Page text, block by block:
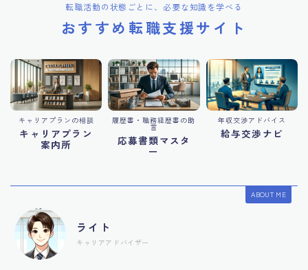
転職活動の状態ごとに、必要な知識を学べる
おすすめ転職支援サイト
キャリアプランの相談
キャリアプラン
案内所
履歴書・職務経歴書の助
言
応募書類マスタ
ー
年収交渉アドバイス
給与交渉ナビ
ABOUT ME
ライト
キャリアアドバイザー